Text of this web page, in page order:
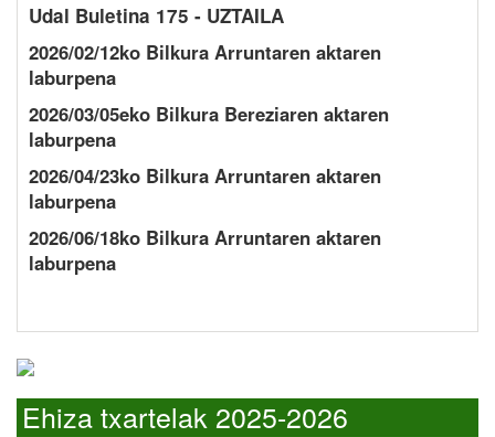
Udal Buletina 175 - UZTAILA
2026/02/12ko Bilkura Arruntaren aktaren
laburpena
2026/03/05eko Bilkura Bereziaren aktaren
laburpena
2026/04/23ko Bilkura Arruntaren aktaren
laburpena
2026/06/18ko Bilkura Arruntaren aktaren
laburpena
Ehiza txartelak 2025-2026